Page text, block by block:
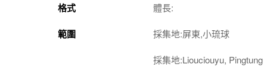
格式 體長:
範圍 採集地:屏東,小琉球
採集地:Liouciouyu, Pingtung